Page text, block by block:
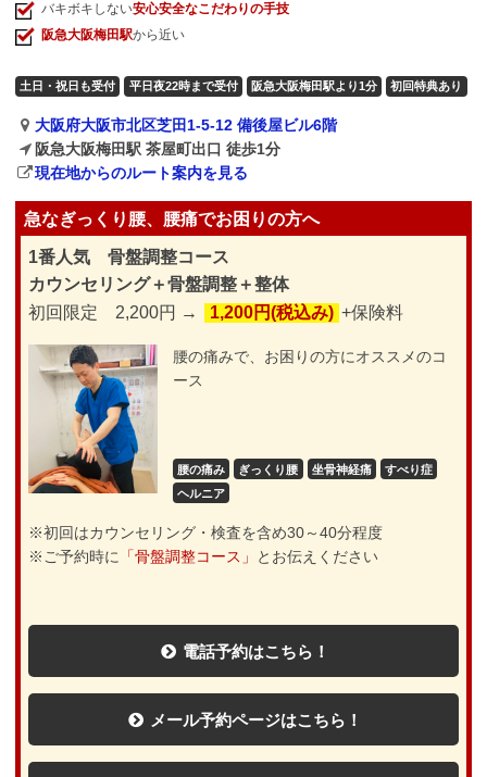
バキボキしない安心安全なこだわりの手技
阪急大阪梅田駅から近い
土日・祝日も受付 平日夜22時まで受付 阪急大阪梅田駅より1分 初回特典あり
大阪府大阪市北区芝田1-5-12 備後屋ビル6階
阪急大阪梅田駅 茶屋町出口 徒歩1分
現在地からのルート案内を見る
急なぎっくり腰、腰痛でお困りの方へ
1番人気 骨盤調整コース
カウンセリング＋骨盤調整＋整体
初回限定 2,200円 →
1,200円(税込み) +保険料
腰の痛みで、お困りの方にオススメのコ
ース
腰の痛み ぎっくり腰 坐骨神経痛
すべり症
ヘルニア
※初回はカウンセリング・検査を含め30～40分程度
※ご予約時に
「骨盤調整コース」 とお伝えください
電話予約はこちら！
メール予約ページはこちら！